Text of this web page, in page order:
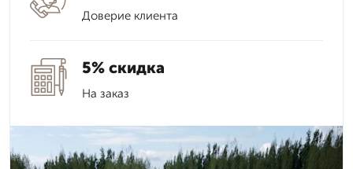
Доверие клиента
5% скидка
На заказ